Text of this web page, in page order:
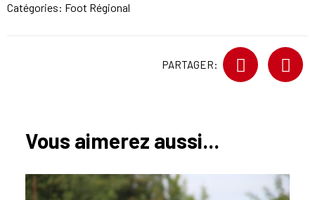
Catégories: Foot Régional
PARTAGER:
Vous aimerez aussi...